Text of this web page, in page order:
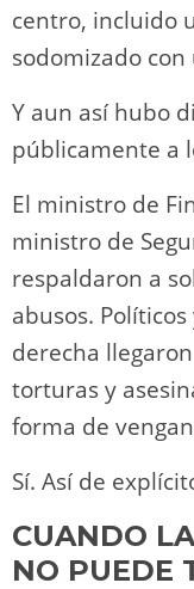
centro, incluido
sodomizado
Y aun así hubo
públicamente a
El ministro de
ministro de
respaldaron a
abusos.
derecha
torturas y
forma de
Sí. Así de
CUANDO
NO PUEDE